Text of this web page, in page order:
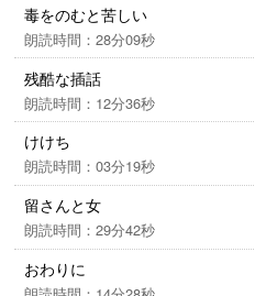
毒をのむと苦しい
朗読時間：28分09秒
残酷な插話
朗読時間：12分36秒
けけち
朗読時間：03分19秒
留さんと女
朗読時間：29分42秒
おわりに